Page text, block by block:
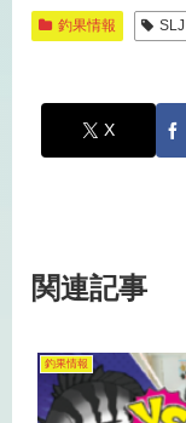
釣果情報 SLJ
X
関連記事
釣果情報